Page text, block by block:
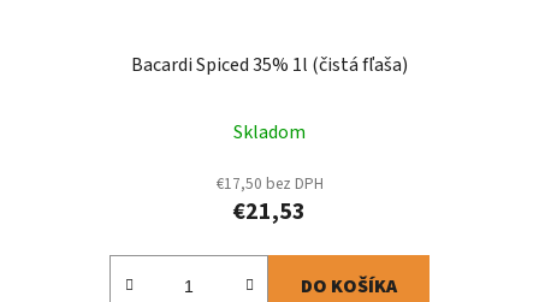
Bacardi Spiced 35% 1l (čistá fľaša)
Skladom
€17,50 bez DPH
€21,53
DO KOŠÍKA